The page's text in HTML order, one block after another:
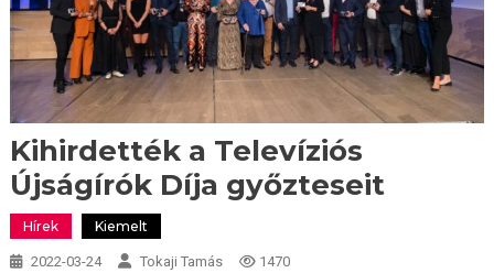
Kihirdették a Televíziós
Újságírók Díja győzteseit
Hírek Kiemelt
2022-03-24 Tokaji Tamás 1470